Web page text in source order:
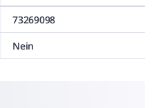
73269098
Nein